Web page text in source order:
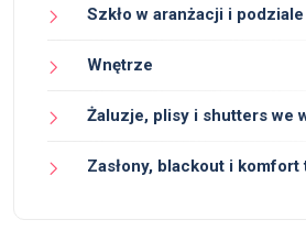
Szkło w aranżacji i
Wnętrze
Żaluzje, plisy i shutters we
Zasłony, blackout i